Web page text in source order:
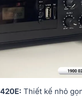
Thiết kế nhỏ